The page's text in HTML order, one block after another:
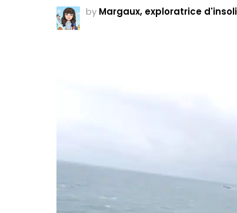
by Margaux, exploratrice